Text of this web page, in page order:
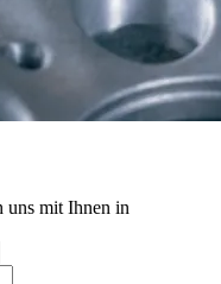
uns mit Ihnen in